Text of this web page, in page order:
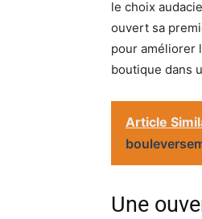
le choix
ouvert sa
pour améliorer
boutique dans
Article
Une